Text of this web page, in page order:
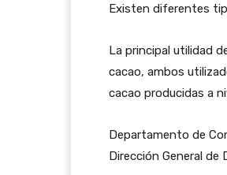
Existen diferentes
La principal utilidad
cacao, ambos
cacao producidas a
Departamento de
Dirección General de